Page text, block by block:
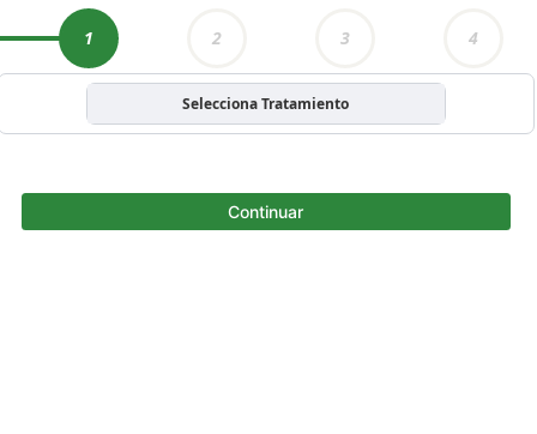
1 2 3 4
Selecciona Tratamiento
Continuar